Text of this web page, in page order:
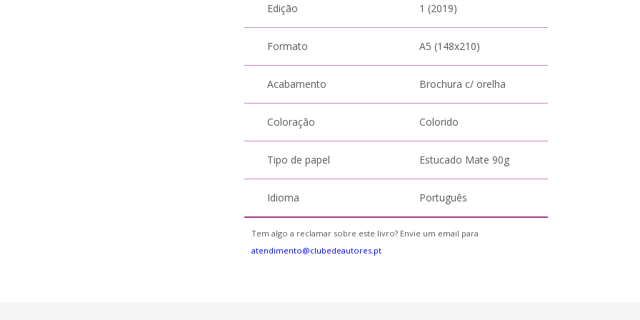
Edição 1 (2019)
Formato A5 (148x210)
Acabamento Brochura c/ orelha
Coloração Colorido
Tipo de papel Estucado Mate 90g
Idioma Português
Tem algo a reclamar sobre este livro? Envie um email para
atendimento@clubedeautores.pt